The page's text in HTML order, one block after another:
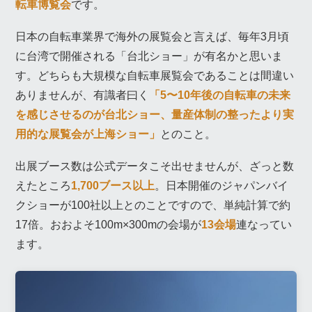
転車博覧会です。
日本の自転車業界で海外の展覧会と言えば、毎年3月頃
に台湾で開催される「台北ショー」が有名かと思いま
す。どちらも大規模な自転車展覧会であることは間違い
ありませんが、有識者曰く
「5〜10年後の自転車の未来
を感じさせるのが台北ショー、量産体制の整ったより実
用的な展覧会が上海ショー」 とのこと。
出展ブース数は公式データこそ出せませんが、ざっと数
えたところ1,700ブース以上。日本開催のジャパンバイ
クショーが100社以上とのことですので、単純計算で約
17倍。おおよそ100m×300mの会場が13会場連なってい
ます。